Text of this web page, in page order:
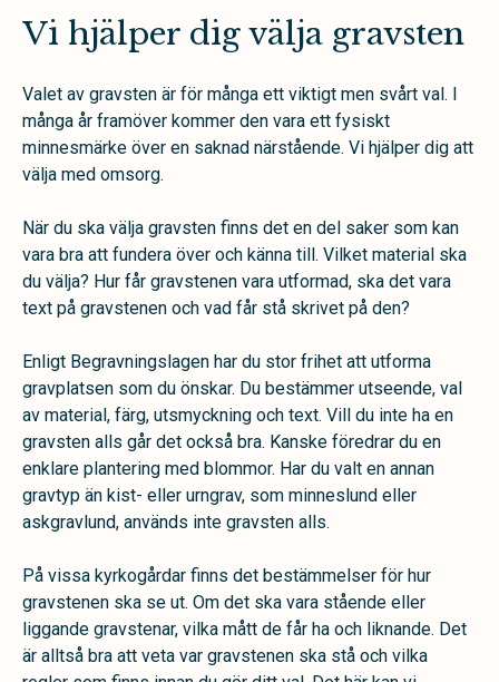
Vi hjälper dig välja gravsten
Valet av gravsten är för många ett viktigt men svårt val. I
många år framöver kommer den vara ett fysiskt
minnesmärke över en saknad närstående. Vi hjälper dig att
välja med omsorg.
När du ska välja gravsten finns det en del saker som kan
vara bra att fundera över och känna till. Vilket material ska
du välja? Hur får gravstenen vara utformad, ska det vara
text på gravstenen och vad får stå skrivet på den?
Enligt Begravningslagen har du stor frihet att utforma
gravplatsen som du önskar. Du bestämmer utseende, val
av material, färg, utsmyckning och text. Vill du inte ha en
gravsten alls går det också bra. Kanske föredrar du en
enklare plantering med blommor. Har du valt en annan
gravtyp än kist- eller urngrav, som minneslund eller
askgravlund, används inte gravsten alls.
På vissa kyrkogårdar finns det bestämmelser för hur
gravstenen ska se ut. Om det ska vara stående eller
liggande gravstenar, vilka mått de får ha och liknande. Det
är alltså bra att veta var gravstenen ska stå och vilka